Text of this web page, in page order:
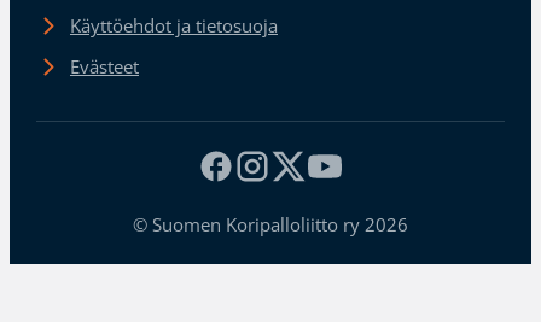
Käyttöehdot ja tietosuoja
Evästeet
© Suomen Koripalloliitto ry 2026